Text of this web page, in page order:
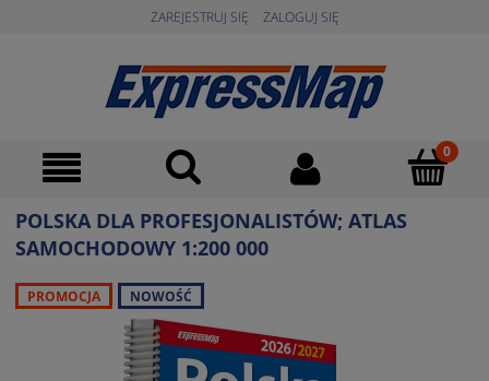
ZAREJESTRUJ SIĘ ZALOGUJ SIĘ
POLSKA DLA PROFESJONALISTÓW; ATLAS
SAMOCHODOWY 1:200 000
PROMOCJA NOWOŚĆ